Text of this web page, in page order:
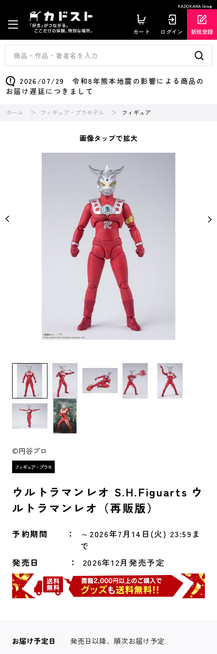
KADOKAWA Group
カート ログイン 新規登録
2026/07/29 令和8年熊本地震の影響による商品の
お届け遅延につきまして
ホーム フィギュア・プラモデル フィギュア
画像タップで拡大
©円谷プロ
ウルトラマンレオ S.H.Figuarts ウ
ルトラマンレオ（再販版）
予約期間
～2026年7月14日(火) 23:59ま
で
発売日
2026年12月発売予定
お届け予定日 発売日以降、順次お届け予定